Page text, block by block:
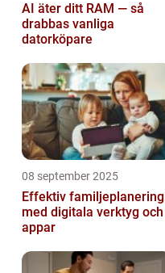
AI äter ditt RAM — så
drabbas vanliga
datorköpare
08 september 2025
Effektiv familjeplanering
med digitala verktyg och
appar